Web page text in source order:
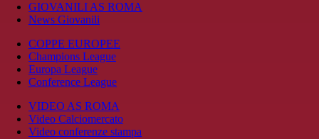
GIOVANILI AS ROMA
News Giovanili
COPPE EUROPEE
Champions League
Europa League
Conference League
VIDEO AS ROMA
Video Calciomercato
Video conferenze stampa